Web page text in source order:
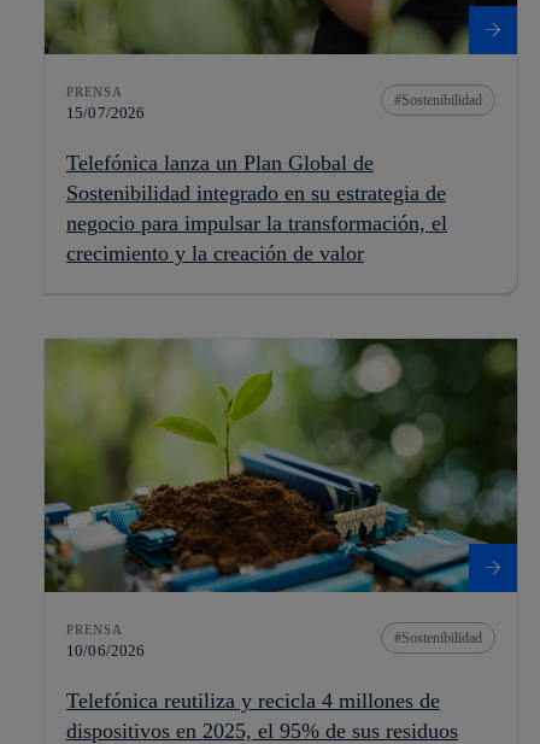
PRENSA
15/07/2026
Sostenibilidad
Telefónica lanza un Plan Global de
Sostenibilidad integrado en su estrategia de
negocio para impulsar la transformación, el
crecimiento y la creación de valor
PRENSA
10/06/2026
Sostenibilidad
Telefónica reutiliza y recicla 4 millones de
dispositivos en 2025, el 95% de sus residuos